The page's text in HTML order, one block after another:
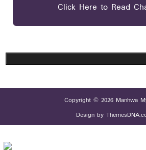
Click Here to Read
Copyright © 2026 Manhwa
Design by